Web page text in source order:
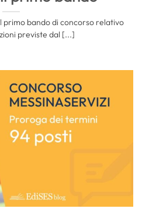
primo bando di concorso relativo
previste dal [...]